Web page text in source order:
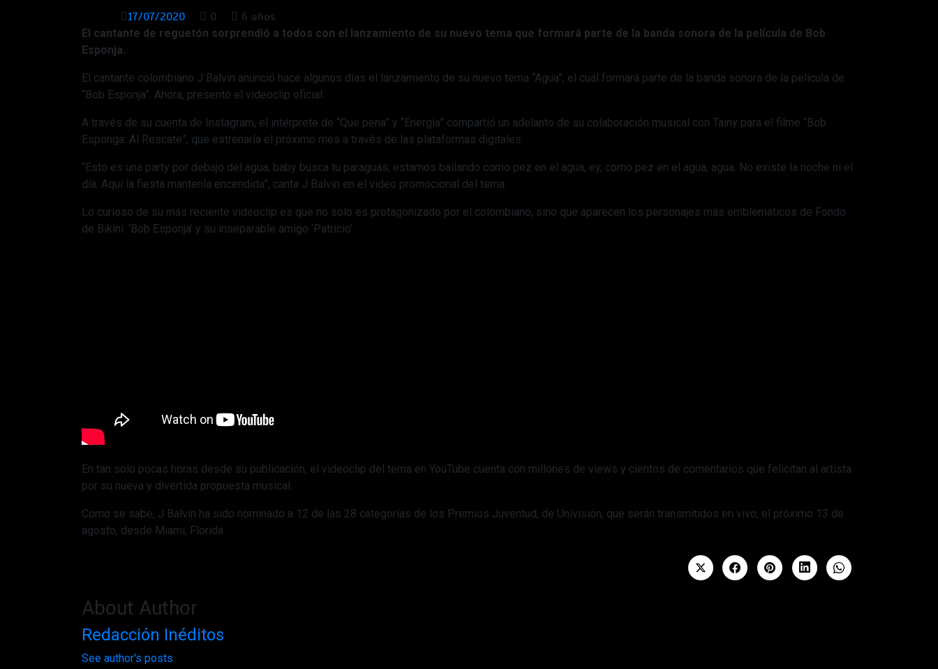
17/07/2020 0 6 años
El cantante de reguetón sorprendió a todos con el lanzamiento de su nuevo tema que formará parte de la banda sonora de la película de Bob
Esponja.
El cantante colombiano J Balvin anunció hace algunos días el lanzamiento de su nuevo tema “Agua”, el cuál formará parte de la banda sonora de la película de
“Bob Esponja”. Ahora, presentó el videoclip oficial.
A través de su cuenta de Instagram, el intérprete de “Que pena” y “Energía” compartió un adelanto de su colaboración musical con Tainy para el filme “Bob
Esponga: Al Rescate”, que estrenaría el próximo mes a través de las plataformas digitales.
“Esto es una party por debajo del agua, baby busca tu paraguas; estamos bailando como pez en el agua, ey, como pez en el agua, agua. No existe la noche ni el
día. Aquí la fiesta mantenla encendida”, canta J Balvin en el video promocional del tema.
Lo curioso de su más reciente videoclip es que no solo es protagonizado por el colombiano, sino que aparecen los personajes más emblemáticos de Fondo
de Bikini: ‘Bob Esponja’ y su inseparable amigo ‘Patricio’.
En tan solo pocas horas desde su publicación, el videoclip del tema en YouTube cuenta con millones de views y cientos de comentarios que felicitan al artista
por su nueva y divertida propuesta musical.
Como se sabe, J Balvin ha sido nominado a 12 de las 28 categorías de los Premios Juventud, de Univisión, que serán transmitidos en vivo, el próximo 13 de
agosto, desde Miami, Florida.
About Author
Redacción Inéditos
See author's posts